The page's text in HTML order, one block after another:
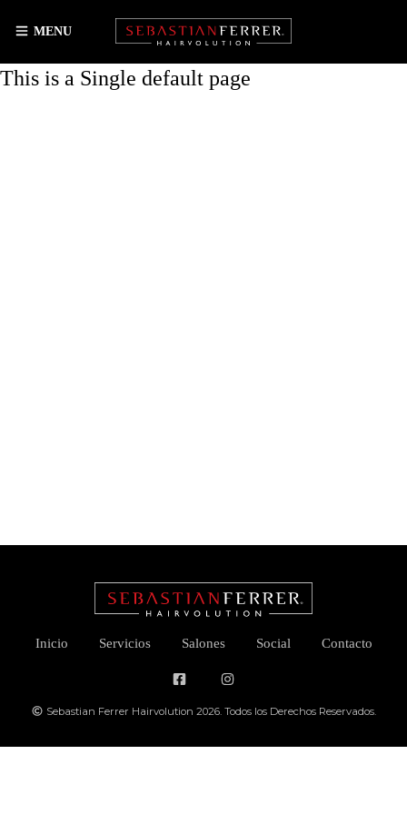
MENU
This is a Single default page
Inicio Servicios Salones Social Contacto
Sebastian Ferrer Hairvolution 2026. Todos los Derechos Reservados.